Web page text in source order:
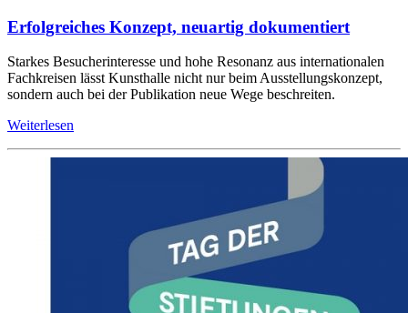
Erfolgreiches Konzept, neuartig dokumentiert
Starkes Besucherinteresse und hohe Resonanz aus internationalen
Fachkreisen lässt Kunsthalle nicht nur beim Ausstellungskonzept,
sondern auch bei der Publikation neue Wege beschreiten.
Weiterlesen